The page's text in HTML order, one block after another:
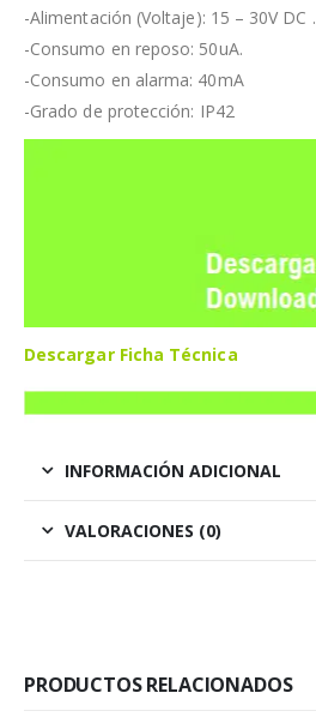
-Alimentación (Voltaje): 15 – 30V DC .
-Consumo en reposo: 50uA.
-Consumo en alarma: 40mA
-Grado de protección: IP42
Descargar Ficha Técnica
INFORMACIÓN ADICIONAL
VALORACIONES (0)
PRODUCTOS RELACIONADOS